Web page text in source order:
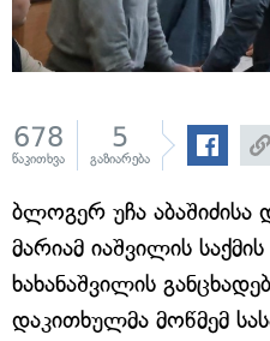
678
წაკითხვა
5
გაზიარება
ბლოგერ უჩა აბაშიძისა
მარიამ იაშვილის
ხახანაშვილის
დაკითხულმა მოწმემ